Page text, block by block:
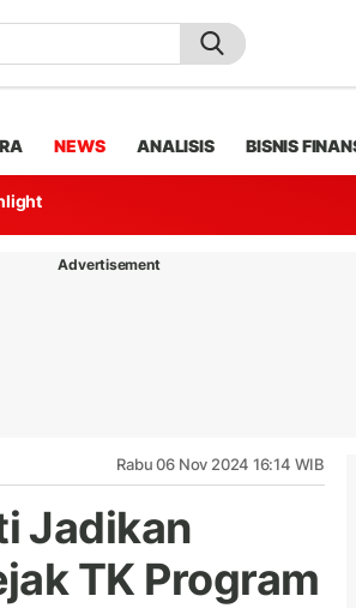
NEWS ANALISIS BISNIS
Advertisement
Rabu 06 Nov 2024 16:14 WIB
Jadikan
TK Program